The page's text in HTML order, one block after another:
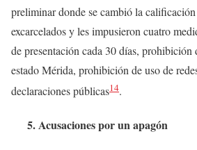
preliminar donde se cambió la
excarcelados y les impusieron cuatro
de presentación cada 30 días, prohibición
estado Mérida, prohibición de uso de
declaraciones públicas14.
5. Acusaciones por un apagón